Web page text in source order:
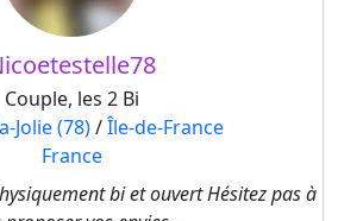
Couple, les 2 Bi
Jolie (78)/Île-de-France
France
bi et ouvert Hésitez pas à